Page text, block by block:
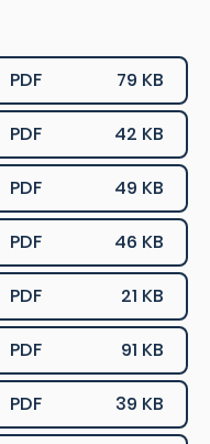
PDF 79 KB
PDF 42 KB
PDF 49 KB
PDF 46 KB
PDF 21 KB
PDF 91 KB
PDF 39 KB